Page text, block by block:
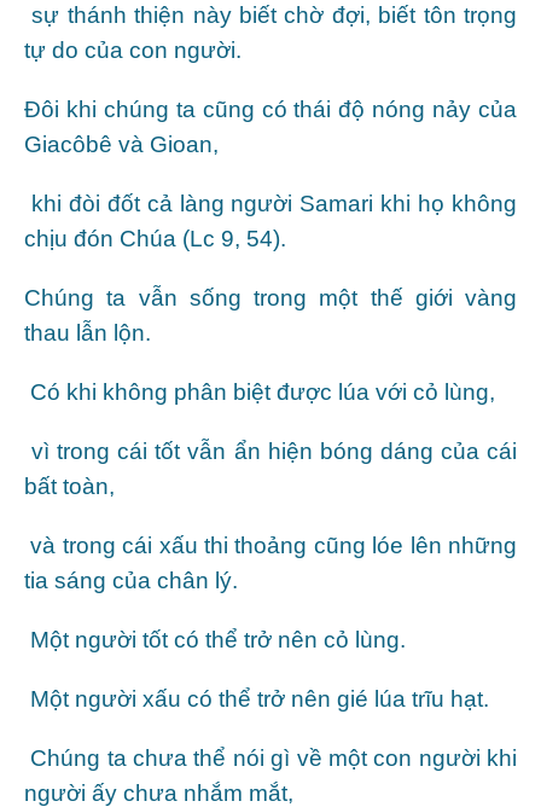
sự thánh thiện này biết chờ đợi, biết tôn trọng
tự do của con người.
Đôi khi chúng ta cũng có thái độ nóng nảy của
Giacôbê và Gioan,
khi đòi đốt cả làng người Samari khi họ không
chịu đón Chúa (Lc 9, 54).
Chúng ta vẫn sống trong một thế giới vàng
thau lẫn lộn.
Có khi không phân biệt được lúa với cỏ lùng,
vì trong cái tốt vẫn ẩn hiện bóng dáng của cái
bất toàn,
và trong cái xấu thi thoảng cũng lóe lên những
tia sáng của chân lý.
Một người tốt có thể trở nên cỏ lùng.
Một người xấu có thể trở nên gié lúa trĩu hạt.
Chúng ta chưa thể nói gì về một con người khi
người ấy chưa nhắm mắt,